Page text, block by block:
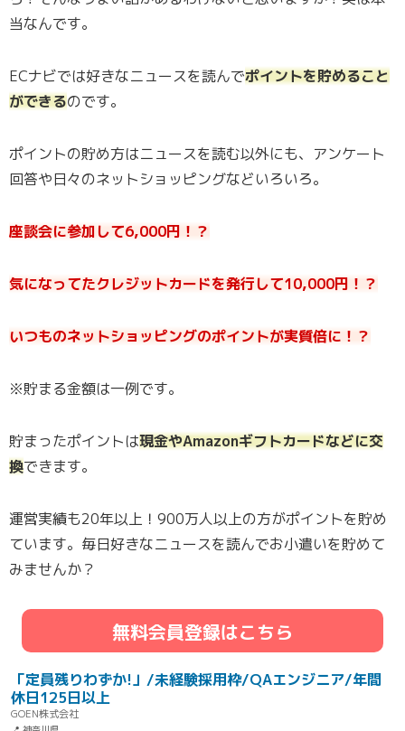
当なんです。
ECナビでは好きなニュースを読んでポイントを貯めること
ができるのです。
ポイントの貯め方はニュースを読む以外にも、アンケート
回答や日々のネットショッピングなどいろいろ。
座談会に参加して6,000円！？
気になってたクレジットカードを発行して10,000円！？
いつものネットショッピングのポイントが実質倍に！？
※貯まる金額は一例です。
貯まったポイントは現金やAmazonギフトカードなどに交
換できます。
運営実績も20年以上！900万人以上の方がポイントを貯め
ています。毎日好きなニュースを読んでお小遣いを貯めて
みませんか？
無料会員登録はこちら
「定員残りわずか!」/未経験採用枠/QAエンジニア/年間
休日125日以上
GOEN株式会社